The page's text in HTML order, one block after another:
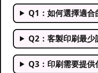
Q1：如何選擇適合
Q2：客製印刷最少
Q3：印刷需要提供